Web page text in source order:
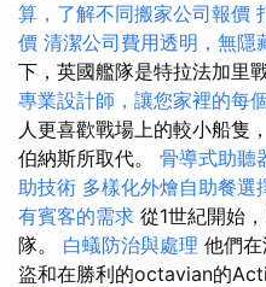
算，了解不同搬家公司報價
價 清潔公司費用透明，無隱
下，英國艦隊是特拉法加里
專業設計師，讓您家裡的每
人更喜歡戰場上的較小船隻
伯納斯所取代。 骨導式助聽
助技術 多樣化外燴自助餐選
有賓客的需求 從1世紀開始
隊。 白蟻防治與處理 他們
盜和在勝利的octavian的